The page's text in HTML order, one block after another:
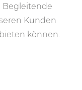
Begleitende
Kunden
können.